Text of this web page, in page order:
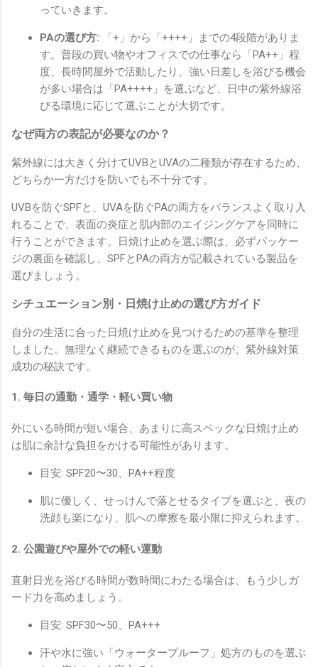
っていきます。
PAの選び方: 「+」から「++++」までの4段階がありま
す。普段の買い物やオフィスでの仕事なら「PA++」程
度、長時間屋外で活動したり、強い日差しを浴びる機会
が多い場合は「PA++++」を選ぶなど、日中の紫外線浴
びる環境に応じて選ぶことが大切です。
なぜ両方の表記が必要なのか？
紫外線には大きく分けてUVBとUVAの二種類が存在するため、
どちらか一方だけを防いでも不十分です。
UVBを防ぐSPFと、UVAを防ぐPAの両方をバランスよく取り入
れることで、表面の炎症と肌内部のエイジングケアを同時に
行うことができます。日焼け止めを選ぶ際は、必ずパッケー
ジの裏面を確認し、SPFとPAの両方が記載されている製品を
選びましょう。
シチュエーション別・日焼け止めの選び方ガイド
自分の生活に合った日焼け止めを見つけるための基準を整理
しました。無理なく継続できるものを選ぶのが、紫外線対策
成功の秘訣です。
1. 毎日の通勤・通学・軽い買い物
外にいる時間が短い場合、あまりに高スペックな日焼け止め
は肌に余計な負担をかける可能性があります。
目安: SPF20〜30、PA++程度
肌に優しく、せっけんで落とせるタイプを選ぶと、夜の
洗顔も楽になり、肌への摩擦を最小限に抑えられます。
2. 公園遊びや屋外での軽い運動
直射日光を浴びる時間が数時間にわたる場合は、もう少しガ
ード力を高めましょう。
目安: SPF30〜50、PA+++
汗や水に強い「ウォータープルーフ」処方のものを選ぶ